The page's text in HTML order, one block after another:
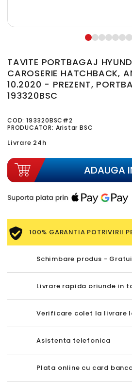
TAVITE PORTBAGAJ
CAROSERIE HATCHBACK,
10.2020 - PREZENT,
193320BSC
COD: 193320BSC#2
PRODUCATOR: Aristar BSC
Livrare 24h
ADAUGA
100% GARANTIA POTRIVIRII
Schimbare produs -
Livrare rapida oriunde in
Verificare colet la livrare
Asistenta telefonica
Plata online cu card